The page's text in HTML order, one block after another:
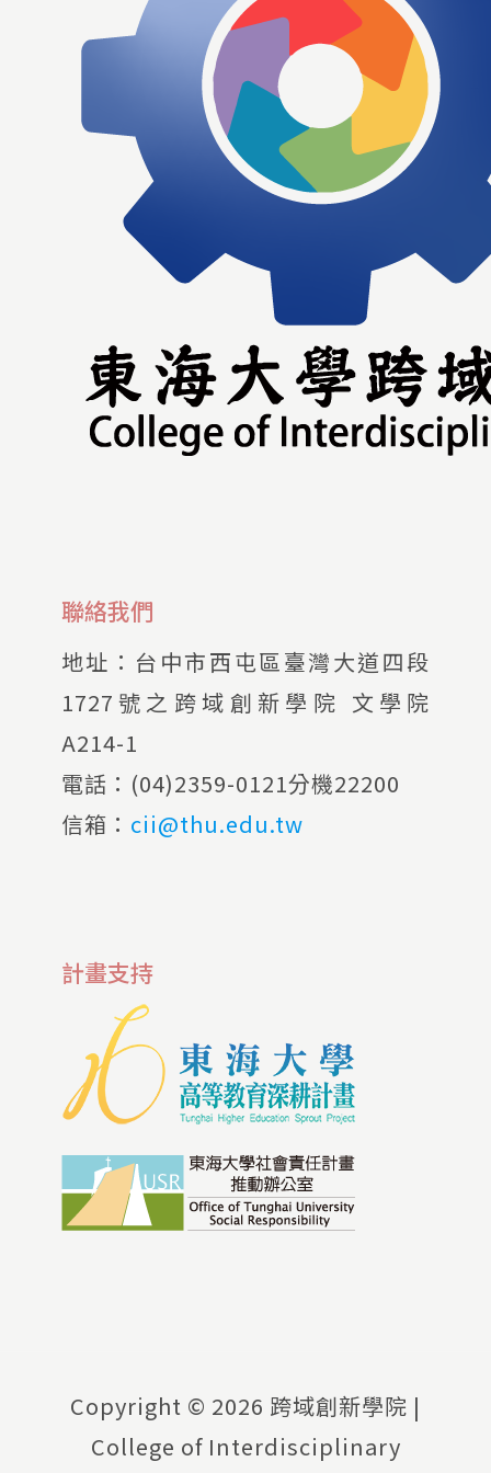
聯絡我們
地址： 台中市西屯區臺灣大道四段
1727號之跨域創新學院 文學院
A214-1
電話： (04)2359-0121分機22200
信箱： cii@thu.edu.tw
計畫支持
Copyright © 2026 跨域創新學院 |
College of Interdisciplinary